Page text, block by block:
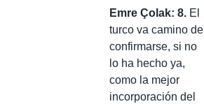
Emre Çolak: 8. El
turco va camino de
confirmarse, si no
lo ha hecho ya,
como la mejor
incorporación del